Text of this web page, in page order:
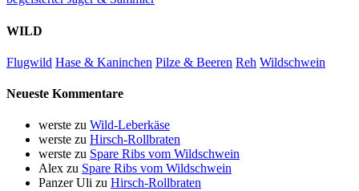
WILD
Flugwild Hase & Kaninchen Pilze & Beeren Reh Wildschwein
Neueste Kommentare
werste zu Wild-Leberkäse
werste zu Hirsch-Rollbraten
werste zu Spare Ribs vom Wildschwein
Alex zu Spare Ribs vom Wildschwein
Panzer Uli zu Hirsch-Rollbraten